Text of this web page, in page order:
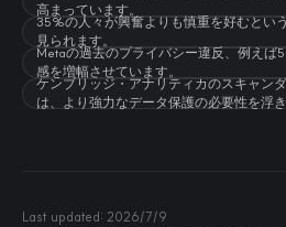
高まっています。
35%の人々が興奮よりも慎重を好むとい
見られます。
Metaの過去のプライバシー違反、例えば
感を増幅させています。
ケンブリッジ・アナリティカのスキャン
は、より強力なデータ保護の必要性を浮
Last updated: 2026/7/9